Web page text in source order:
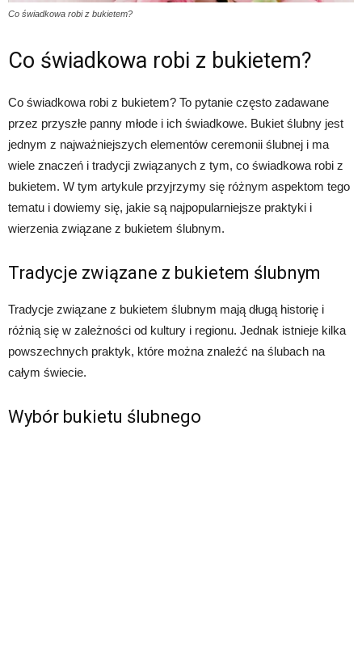
Co świadkowa robi z bukietem?
Co świadkowa robi z bukietem?
Co świadkowa robi z bukietem? To pytanie często zadawane
przez przyszłe panny młode i ich świadkowe. Bukiet ślubny jest
jednym z najważniejszych elementów ceremonii ślubnej i ma
wiele znaczeń i tradycji związanych z tym, co świadkowa robi z
bukietem. W tym artykule przyjrzymy się różnym aspektom tego
tematu i dowiemy się, jakie są najpopularniejsze praktyki i
wierzenia związane z bukietem ślubnym.
Tradycje związane z bukietem ślubnym
Tradycje związane z bukietem ślubnym mają długą historię i
różnią się w zależności od kultury i regionu. Jednak istnieje kilka
powszechnych praktyk, które można znaleźć na ślubach na
całym świecie.
Wybór bukietu ślubnego